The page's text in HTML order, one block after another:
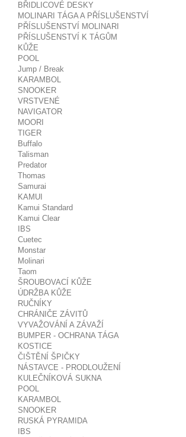
BŘIDLICOVÉ DESKY
MOLINARI TÁGA A PŘÍSLUŠENSTVÍ
PŘÍSLUŠENSTVÍ MOLINARI
PŘÍSLUŠENSTVÍ K TÁGŮM
KŮŽE
POOL
Jump / Break
KARAMBOL
SNOOKER
VRSTVENÉ
NAVIGATOR
MOORI
TIGER
Buffalo
Talisman
Predator
Thomas
Samurai
KAMUI
Kamui Standard
Kamui Clear
IBS
Cuetec
Monstar
Molinari
Taom
ŠROUBOVACÍ KŮŽE
ÚDRŽBA KŮŽE
RUČNÍKY
CHRÁNIČE ZÁVITŮ
VYVAŽOVÁNÍ A ZÁVAŽÍ
BUMPER - OCHRANA TÁGA
KOSTICE
ČIŠTĚNÍ ŠPIČKY
NÁSTAVCE - PRODLOUŽENÍ
KULEČNÍKOVÁ SUKNA
POOL
KARAMBOL
SNOOKER
RUSKÁ PYRAMIDA
IBS